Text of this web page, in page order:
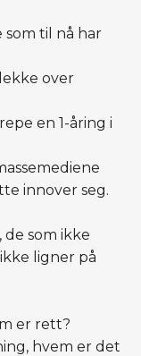
til nå har
over
en 1-åring i
innover seg.
de som ikke
ligner på
er rett?
hvem er det